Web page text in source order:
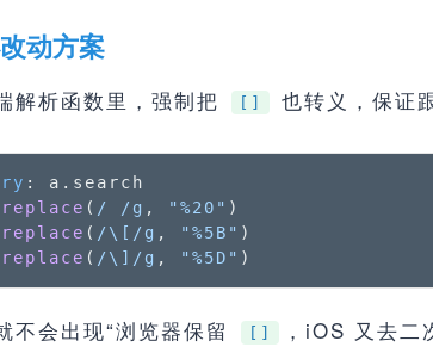
动方案
解析函数里，强制把 [] 也转义，保证
: a. search
replace ( / /g , "%20" )
replace ( /\[/g , "%5B" )
replace ( /\]/g , "%5D" )
不会出现“浏览器保留 [] ，iOS 又去二